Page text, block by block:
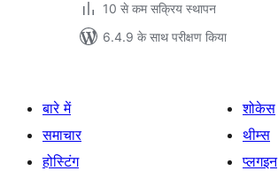
10 से कम सक्रिय स्थापन
6.4.9 के साथ परीक्षण किया
बारे में
समाचार
होस्टिंग
शोकेस
थीम्स
प्लगइन